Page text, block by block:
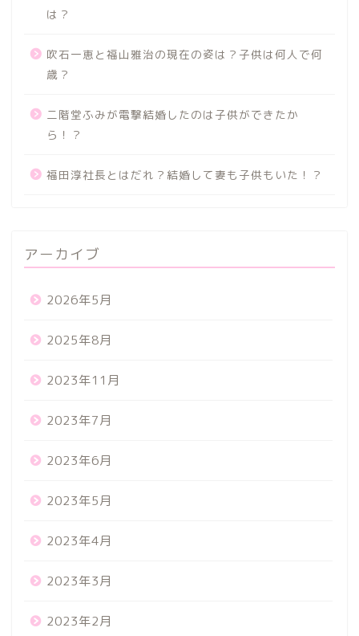
は？
吹石一恵と福山雅治の現在の姿は？子供は何人で何
歳？
二階堂ふみが電撃結婚したのは子供ができたか
ら！？
福田淳社長とはだれ？結婚して妻も子供もいた！？
アーカイブ
2026年5月
2025年8月
2023年11月
2023年7月
2023年6月
2023年5月
2023年4月
2023年3月
2023年2月